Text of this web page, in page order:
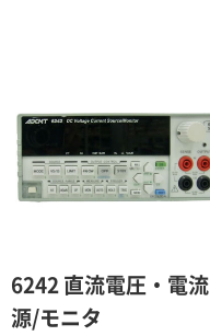
6242 直流電圧・電流
源/モニタ